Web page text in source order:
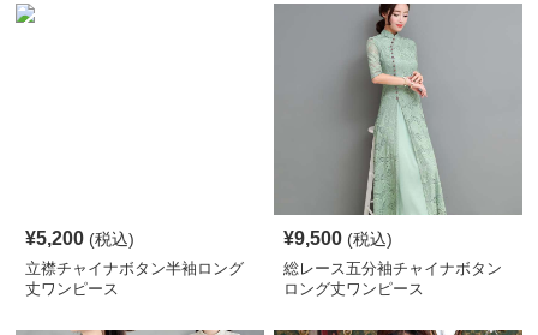
¥5,200 (税込)
立襟チャイナボタン半袖ロング
丈ワンピース
¥9,500 (税込)
総レース五分袖チャイナボタン
ロング丈ワンピース